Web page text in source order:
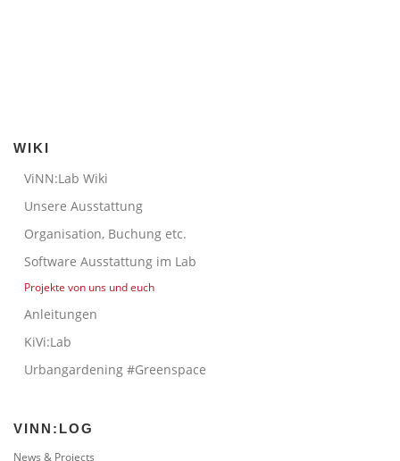
WIKI
ViNN:Lab Wiki
Unsere Ausstattung
Organisation, Buchung etc.
Software Ausstattung im Lab
Projekte von uns und euch
Anleitungen
KiVi:Lab
Urbangardening #Greenspace
VINN:LOG
News & Projects